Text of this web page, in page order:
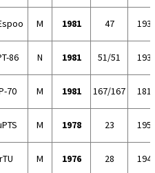
M 1981 47
86 N 1981 51/51
70 M 1981 167/167
M 1978 23
M 1976 28